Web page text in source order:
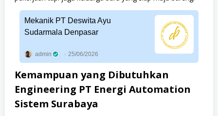
Mekanik PT Deswita Ayu
Sudarmala Denpasar
admin 25/06/2026
Kemampuan yang Dibutuhkan
Engineering PT Energi Automation
Sistem Surabaya